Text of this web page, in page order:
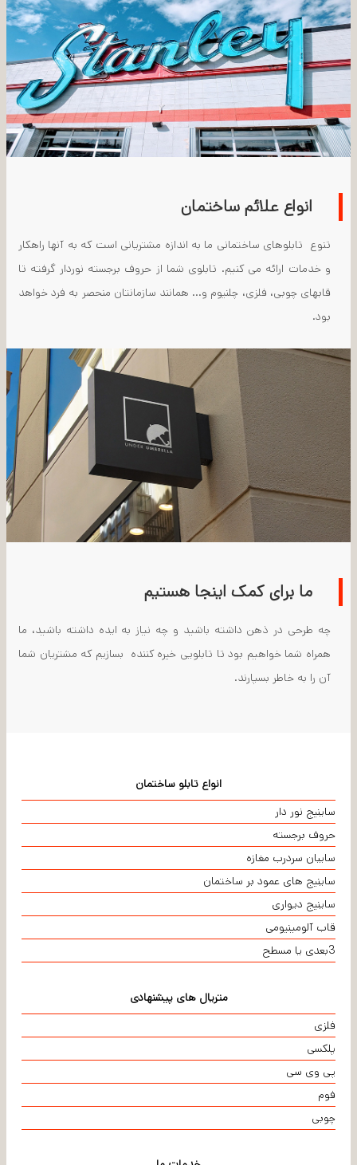
انواع علائم ساختمان
تنوع تابلوهای ساختمانی ما به اندازه مشتریانی است که به آنها راهکار
و خدمات ارائه می کنیم. تابلوی شما از حروف برجسته نوردار گرفته تا
قابهای چوبی، فلزی، چلنیوم و... همانند سازمانتان منحصر به فرد خواهد
بود.
ما برای کمک اینجا هستیم
چه طرحی در ذهن داشته باشید و چه نیاز به ایده داشته باشید، ما
همراه شما خواهیم بود تا تابلویی خیره کننده بسازیم که مشتریان شما
آن را به خاطر بسپارند.
انواع تابلو ساختمان
ساینیج نور دار
حروف برجسته
سایبان سردرب مغازه
ساینیج های عمود بر ساختمان
ساینیج دیواری
قاب آلومینیومی
3بعدی یا مسطح
متریال های پیشنهادی
فلزی
پلکسی
پی وی سی
فوم
چوبی